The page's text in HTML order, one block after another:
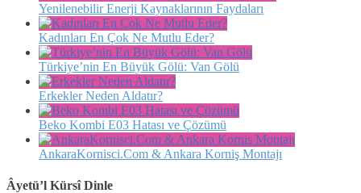
Yenilenebilir Enerji Kaynaklarının Faydaları
Kadınları En Çok Ne Mutlu Eder?
Türkiye’nin En Büyük Gölü: Van Gölü
Erkekler Neden Aldatır?
Beko Kombi E03 Hatası ve Çözümü
AnkaraKornisci.Com & Ankara Korniş Montajı
Âyetü’l Kürsî Dinle